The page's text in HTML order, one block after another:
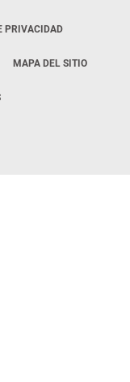
PRIVACIDAD
MAPA DEL SITIO